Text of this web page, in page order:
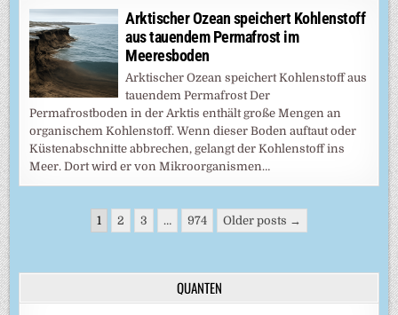
Arktischer Ozean speichert Kohlenstoff
aus tauendem Permafrost im
Meeresboden
Arktischer Ozean speichert Kohlenstoff aus
tauendem Permafrost Der
Permafrostboden in der Arktis enthält große Mengen an
organischem Kohlenstoff. Wenn dieser Boden auftaut oder
Küstenabschnitte abbrechen, gelangt der Kohlenstoff ins
Meer. Dort wird er von Mikroorganismen…
Seitennummerierung
Beiträge
1 2 3 … 974 Older posts →
QUANTEN